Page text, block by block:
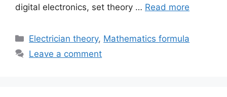
digital electronics, set theory … Read more
Categories
Electrician theory, Mathematics formula
Leave a comment